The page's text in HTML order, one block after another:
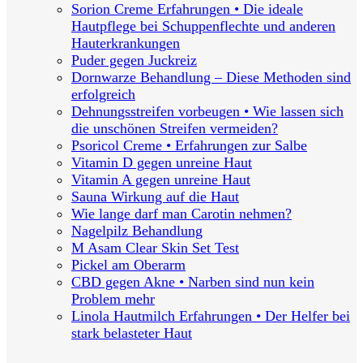
Sorion Creme Erfahrungen • Die ideale
Hautpflege bei Schuppenflechte und anderen
Hauterkrankungen
Puder gegen Juckreiz
Dornwarze Behandlung – Diese Methoden sind
erfolgreich
Dehnungsstreifen vorbeugen • Wie lassen sich
die unschönen Streifen vermeiden?
Psoricol Creme • Erfahrungen zur Salbe
Vitamin D gegen unreine Haut
Vitamin A gegen unreine Haut
Sauna Wirkung auf die Haut
Wie lange darf man Carotin nehmen?
Nagelpilz Behandlung
M Asam Clear Skin Set Test
Pickel am Oberarm
CBD gegen Akne • Narben sind nun kein
Problem mehr
Linola Hautmilch Erfahrungen • Der Helfer bei
stark belasteter Haut